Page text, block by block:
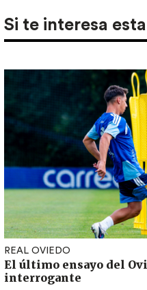
Si te interesa
REAL OVIEDO
El último ensayo del
interrogante